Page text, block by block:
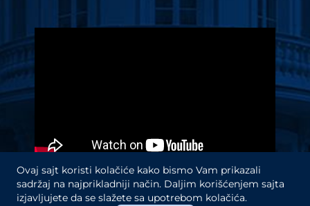
Video
Ovaj sajt koristi kolačiće kako bismo Vam prikazali
sadržaj na najprikladniji način. Daljim korišćenjem sajta
izjavljujete da se slažete sa upotrebom kolačića.